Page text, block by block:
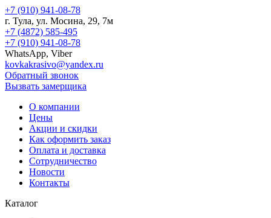
+7 (910) 941-08-78
г. Тула, ул. Мосина, 29, 7м
+7 (4872) 585-495
+7 (910) 941-08-78
WhatsApp, Viber
kovkakrasivo@yandex.ru
Обратный звонок
Вызвать замерщика
О компании
Цены
Акции и скидки
Как оформить заказ
Оплата и доставка
Сотрудничество
Новости
Контакты
Каталог